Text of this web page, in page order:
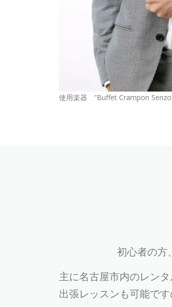
使用楽器 ”Buffet Crampon
初心者の方
主に名古屋市内のレン
出張レッスンも可能です